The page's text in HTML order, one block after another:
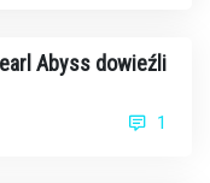
Abyss dowieźli
1